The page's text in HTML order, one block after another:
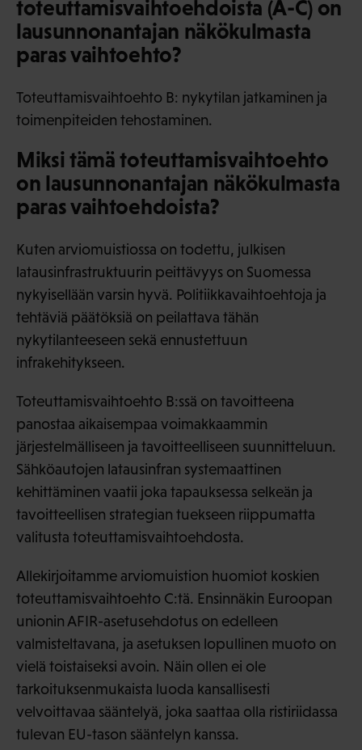
toteuttamisvaihtoehdoista (A-C) on
lausunnonantajan näkökulmasta
paras vaihtoehto?
Toteuttamisvaihtoehto B: nykytilan jatkaminen ja
toimenpiteiden tehostaminen.
Miksi tämä toteuttamisvaihtoehto
on lausunnonantajan näkökulmasta
paras vaihtoehdoista?
Kuten arviomuistiossa on todettu, julkisen
latausinfrastruktuurin peittävyys on Suomessa
nykyisellään varsin hyvä. Politiikkavaihtoehtoja ja
tehtäviä päätöksiä on peilattava tähän
nykytilanteeseen sekä ennustettuun
infrakehitykseen.
Toteuttamisvaihtoehto B:ssä on tavoitteena
panostaa aikaisempaa voimakkaammin
järjestelmälliseen ja tavoitteelliseen suunnitteluun.
Sähköautojen latausinfran systemaattinen
kehittäminen vaatii joka tapauksessa selkeän ja
tavoitteellisen strategian tuekseen riippumatta
valitusta toteuttamisvaihtoehdosta.
Allekirjoitamme arviomuistion huomiot koskien
toteuttamisvaihtoehto C:tä. Ensinnäkin Euroopan
unionin AFIR-asetusehdotus on edelleen
valmisteltavana, ja asetuksen lopullinen muoto on
vielä toistaiseksi avoin. Näin ollen ei ole
tarkoituksenmukaista luoda kansallisesti
velvoittavaa sääntelyä, joka saattaa olla ristiriidassa
tulevan EU-tason sääntelyn kanssa.